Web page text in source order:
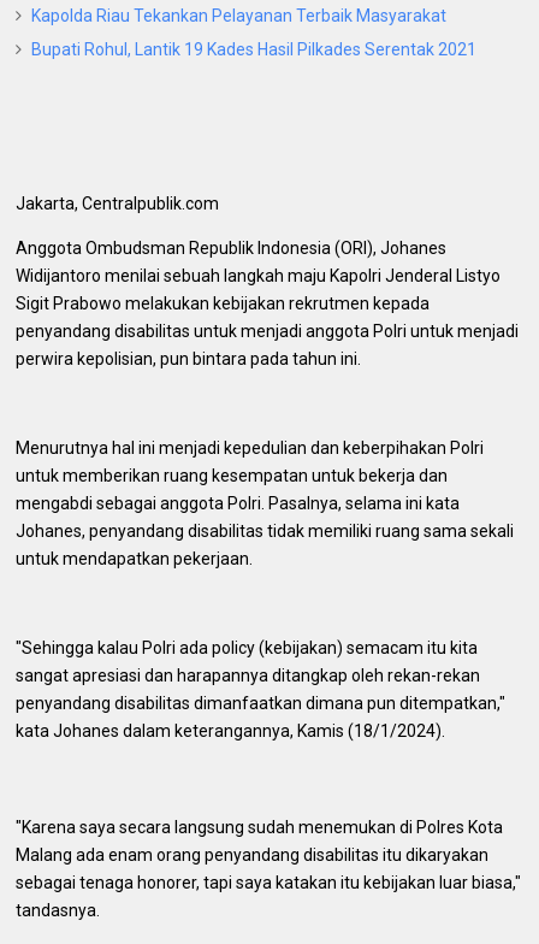
Kapolda Riau Tekankan Pelayanan Terbaik Masyarakat
Bupati Rohul, Lantik 19 Kades Hasil Pilkades Serentak 2021
Jakarta, Centralpublik.com
Anggota Ombudsman Republik Indonesia (ORI), Johanes
Widijantoro menilai sebuah langkah maju Kapolri Jenderal Listyo
Sigit Prabowo melakukan kebijakan rekrutmen kepada
penyandang disabilitas untuk menjadi anggota Polri untuk menjadi
perwira kepolisian, pun bintara pada tahun ini.
Menurutnya hal ini menjadi kepedulian dan keberpihakan Polri
untuk memberikan ruang kesempatan untuk bekerja dan
mengabdi sebagai anggota Polri. Pasalnya, selama ini kata
Johanes, penyandang disabilitas tidak memiliki ruang sama sekali
untuk mendapatkan pekerjaan.
"Sehingga kalau Polri ada policy (kebijakan) semacam itu kita
sangat apresiasi dan harapannya ditangkap oleh rekan-rekan
penyandang disabilitas dimanfaatkan dimana pun ditempatkan,"
kata Johanes dalam keterangannya, Kamis (18/1/2024).
"Karena saya secara langsung sudah menemukan di Polres Kota
Malang ada enam orang penyandang disabilitas itu dikaryakan
sebagai tenaga honorer, tapi saya katakan itu kebijakan luar biasa,"
tandasnya.